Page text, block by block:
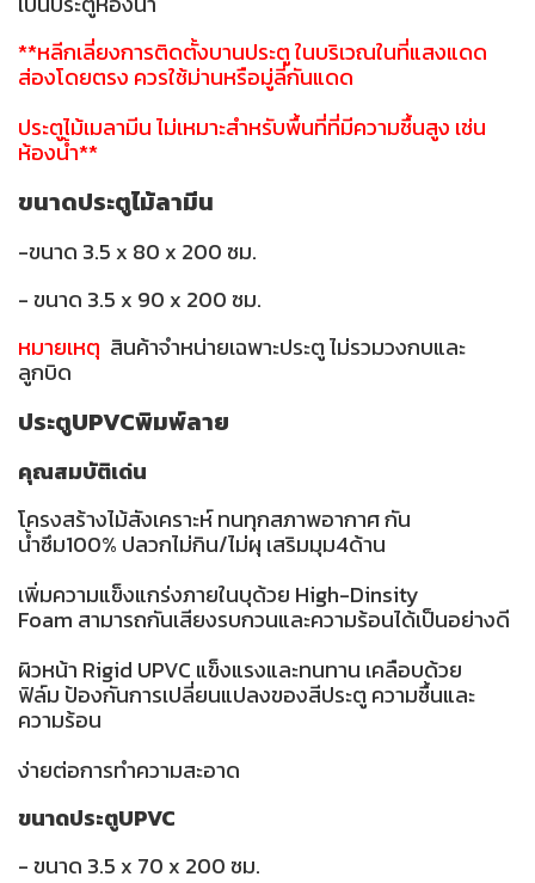
**หลีกเลี่ยงการติดตั้งบานประตู ในบริเวณในที่แสงแดด
ส่องโดยตรง ควรใช้ม่านหรือมู่ลี่กันแดด
ประตูไม้เมลามีน ไม่เหมาะสำหรับพื้นที่ที่มีความชื้นสูง เช่น
ห้องน้ำ**
ขนาดประตูไม้ลามีน
-ขนาด 3.5 x 80 x 200 ซม.
- ขนาด 3.5 x 90 x 200 ซม.
หมายเหตุ สินค้าจำหน่ายเฉพาะประตู ไม่รวมวงกบและ
ลูกบิด
ประตูUPVCพิมพ์ลาย
คุณสมบัติเด่น
โครงสร้างไม้สังเคราะห์ ทนทุกสภาพอากาศ กัน
น้ำซึม100% ปลวกไม่กิน/ไม่ผุ เสริมมุม4ด้าน
เพิ่มความแข็งแกร่งภายในบุด้วย High-Dinsity
Foam สามารถกันเสียงรบกวนและความร้อนได้เป็นอย่างดี
ผิวหน้า Rigid UPVC แข็งแรงและทนทาน เคลือบด้วย
ฟิล์ม ป้องกันการเปลี่ยนแปลงของสีประตู ความชื้นและ
ความร้อน
ง่ายต่อการทำความสะอาด
ขนาดประตูUPVC
- ขนาด 3.5 x 70 x 200 ซม.